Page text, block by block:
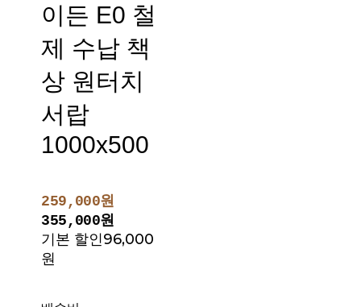
이든 E0 철
제 수납 책
상 원터치
서랍
1000x500
259,000원
355,000원
기본 할인96,000
원